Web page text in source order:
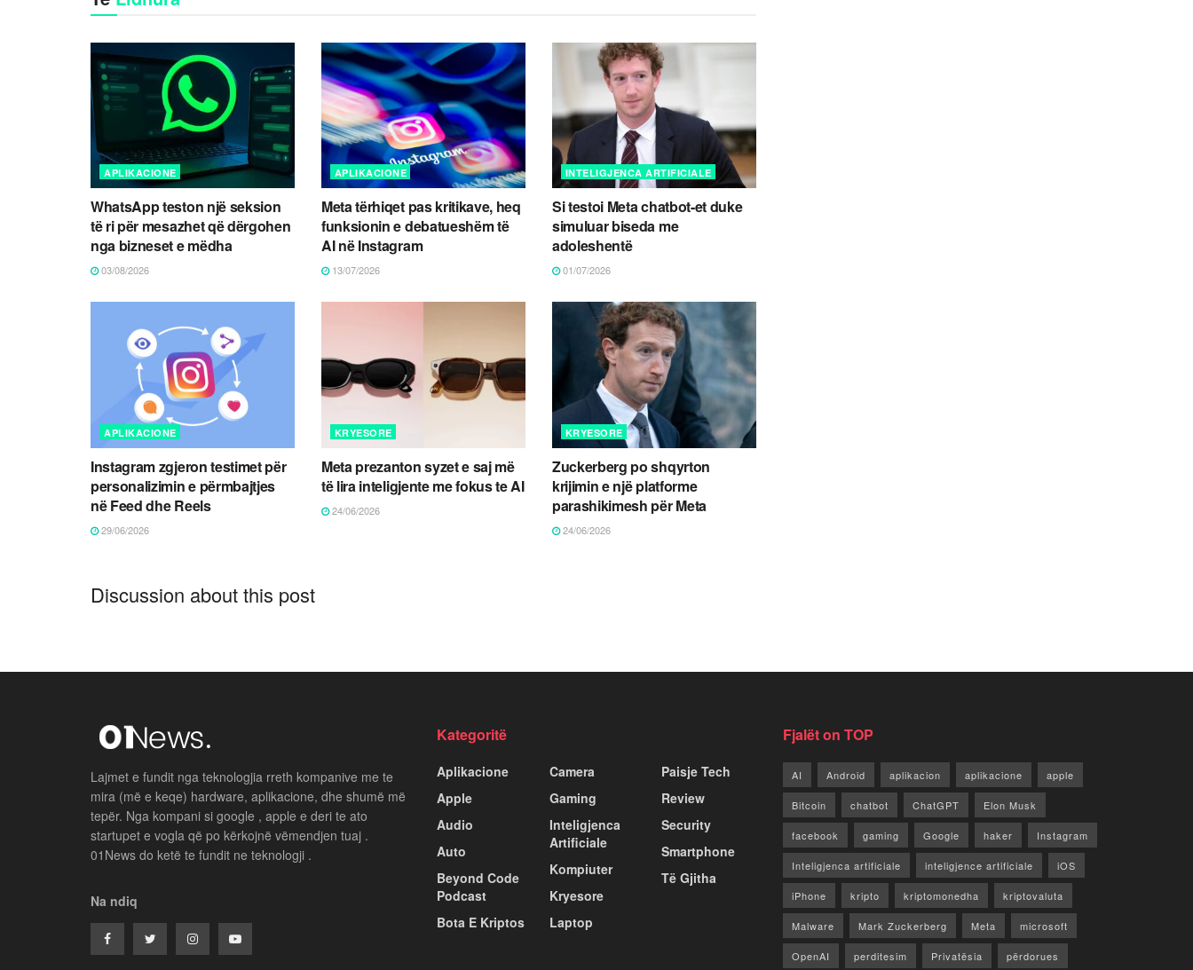
APLIKACIONE
WhatsApp teston një seksion
të ri për mesazhet që dërgohen
nga bizneset e mëdha
03/08/2026
APLIKACIONE
Meta tërhiqet pas kritikave, heq
funksionin e debatueshëm të
AI në Instagram
13/07/2026
INTELIGJENCA ARTIFICIALE
Si testoi Meta chatbot-et duke
simuluar biseda me
adoleshentë
01/07/2026
APLIKACIONE
Instagram zgjeron testimet për
personalizimin e përmbajtjes
në Feed dhe Reels
29/06/2026
KRYESORE
Meta prezanton syzet e saj më
të lira inteligjente me fokus te AI
24/06/2026
KRYESORE
Zuckerberg po shqyrton
krijimin e një platforme
parashikimesh për Meta
24/06/2026
Discussion about this post
Lajmet e fundit nga teknologjia rreth kompanive me te
mira (më e keqe) hardware, aplikacione, dhe shumë më
tepër. Nga kompani si google , apple e deri te ato
startupet e vogla që po kërkojnë vëmendjen tuaj .
01News do ketë te fundit ne teknologji .
Na ndiq
Kategoritë
Aplikacione
Apple
Audio
Auto
Beyond Code
Podcast
Bota E Kriptos
Camera
Gaming
Inteligjenca
Artificiale
Kompiuter
Kryesore
Laptop
Paisje Tech
Review
Security
Smartphone
Të Gjitha
Fjalët on TOP
AI Android aplikacion aplikacione apple
Bitcoin chatbot ChatGPT Elon Musk
facebook gaming Google haker Instagram
Inteligjenca artificiale inteligjence artificiale iOS
iPhone kripto kriptomonedha kriptovaluta
Malware Mark Zuckerberg Meta microsoft
OpenAI perditesim Privatësia përdorues